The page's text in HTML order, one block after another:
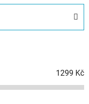
1299 Kč